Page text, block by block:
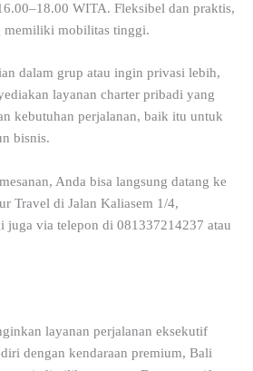
WITA. Fleksibel dan praktis,
memiliki mobilitas tinggi.
dalam grup atau ingin privasi lebih,
layanan charter pribadi yang
kebutuhan perjalanan, baik itu untuk
bisnis.
Anda bisa langsung datang ke
Travel di Jalan Kaliasem 1/4,
juga via telepon di 081337214237 atau
layanan perjalanan eksekutif
dengan kendaraan premium, Bali